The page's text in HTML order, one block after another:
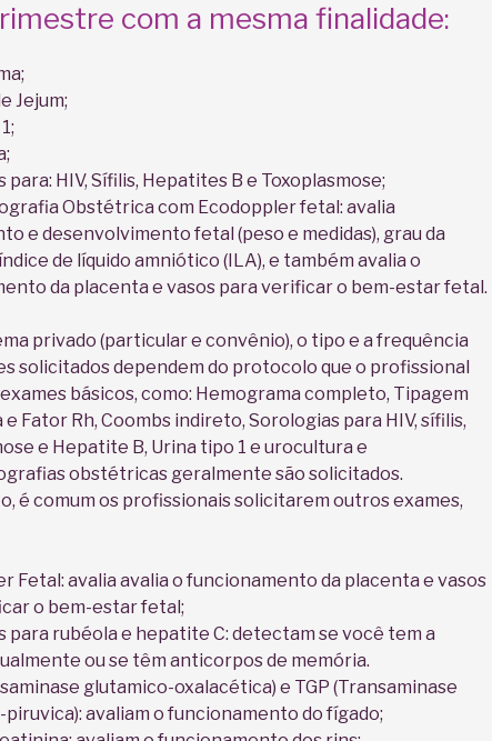
com a mesma finalidade:
Jejum;
para: HIV, Sífilis, Hepatites B e Toxoplasmose;
Obstétrica com Ecodoppler fetal: avalia
e desenvolvimento fetal (peso e medidas), grau da
de líquido amniótico (ILA), e também avalia o
da placenta e vasos para verificar o bem-estar fetal.
privado (particular e convênio), o tipo e a frequência
solicitados dependem do protocolo que o profissional
básicos, como: Hemograma completo, Tipagem
e Fator Rh, Coombs indireto, Sorologias para HIV, sífilis,
e Hepatite B, Urina tipo 1 e urocultura e
obstétricas geralmente são solicitados.
é comum os profissionais solicitarem outros exames,
Fetal: avalia avalia o funcionamento da placenta e vasos
o bem-estar fetal;
para rubéola e hepatite C: detectam se você tem a
ou se têm anticorpos de memória.
glutamico-oxalacética) e TGP (Transaminase
avaliam o funcionamento do fígado;